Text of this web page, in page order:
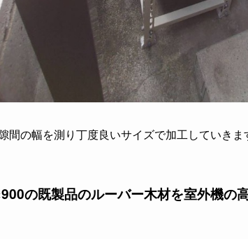
間の幅を測り丁度良いサイズで加工していきま
の既製品のルーバー木材を室外機の